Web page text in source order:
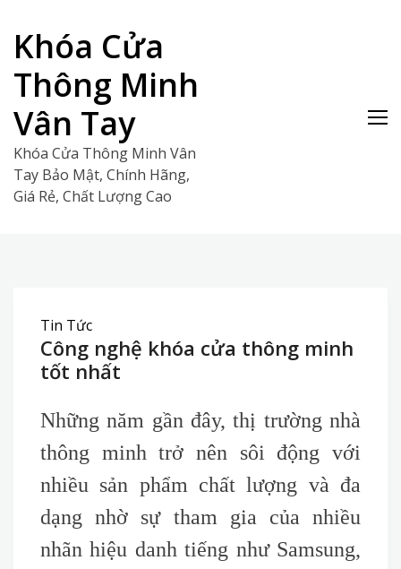
content
Khóa Cửa
Thông Minh
Vân Tay
Khóa Cửa Thông Minh Vân
Tay Bảo Mật, Chính Hãng,
Giá Rẻ, Chất Lượng Cao
Tin Tức
Công nghệ khóa cửa thông minh
tốt nhất
Những năm gần đây, thị trường nhà
thông minh trở nên sôi động với
nhiều sản phẩm chất lượng và đa
dạng nhờ sự tham gia của nhiều
nhãn hiệu danh tiếng như Samsung,